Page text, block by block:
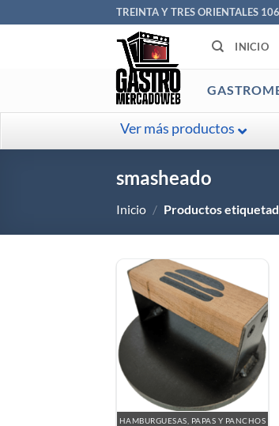
al
TREINTA Y TRES ORIENTALES
INICIO
Ver más productos
smasheado
Inicio / Productos
HAMBURGUESAS, PAPAS Y PANCHOS